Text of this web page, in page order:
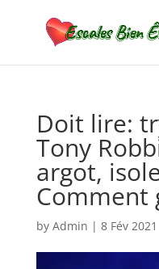
Doit lire:
Tony
argot,
Comment
by Admin | 8 Fév 2021